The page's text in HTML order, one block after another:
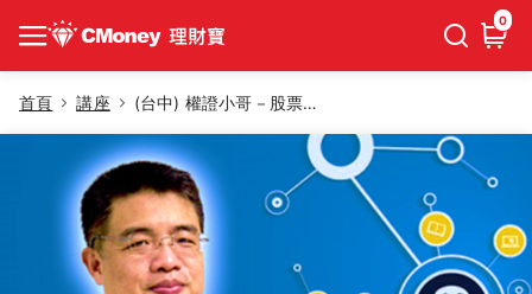
0
首頁 講座 (台中) 權證小哥－股票期貨獲利六大招